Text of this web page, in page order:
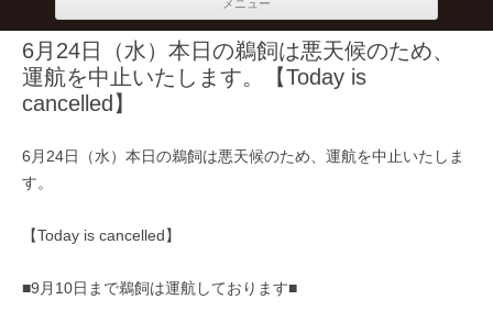
メニュー
6月24日（水）本日の鵜飼は悪天候のため、
運航を中止いたします。【Today is
cancelled】
6月24日（水）本日の鵜飼は悪天候のため、運航を中止いたしま
す。
【Today is cancelled】
■9月10日まで鵜飼は運航しております■